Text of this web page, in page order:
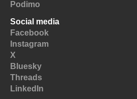
Podimo
Social media
Facebook
Instagram
X
Bluesky
Threads
LinkedIn